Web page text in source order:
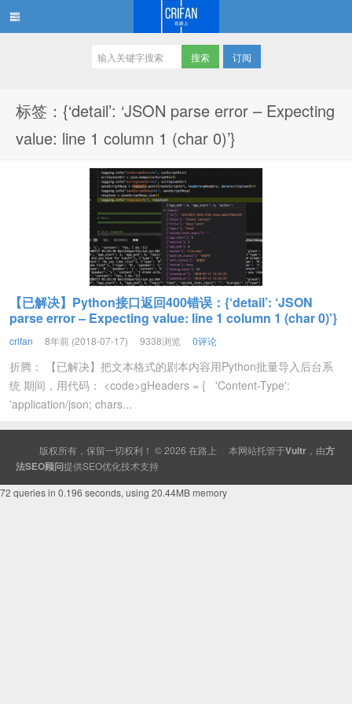
订阅
标签：{‘detail’: ‘JSON parse error – Expecting
value: line 1 column 1 (char 0)’}
【已解决】Python接口返回400错误：{‘detail’: ‘JSON
parse error – Expecting value: line 1 column 1 (char 0)’}
crifan 8年前 (2018-07-17) 9338浏览 0评论
折腾： 【已解决】把文本格式的剧本内容用Python批量导入后台系
统 期间，用代码： <code>gHeaders = { 'Content-Type':
'application/json; chars...
版权所有，保留一切权利！ © 2026 在路上 本网站托管于Vultr ，由方
法SEO顾问提供SEO优化技术支持
72 queries in 0.196 seconds, using 20.44MB memory